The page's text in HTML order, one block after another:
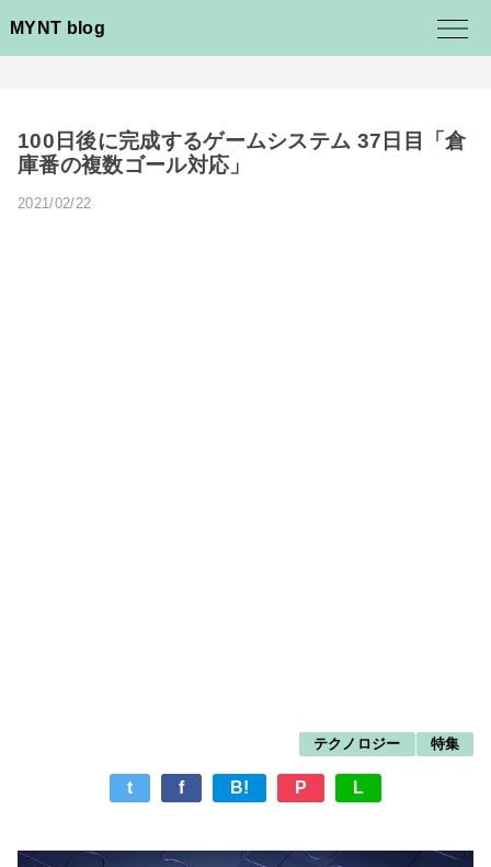
MYNT blog
100日後に完成するゲームシステム 37日目「倉
庫番の複数ゴール対応」
2021/02/22
テクノロジー 特集
t f B! P L